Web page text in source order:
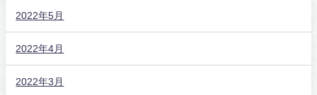
2022年5月
2022年4月
2022年3月